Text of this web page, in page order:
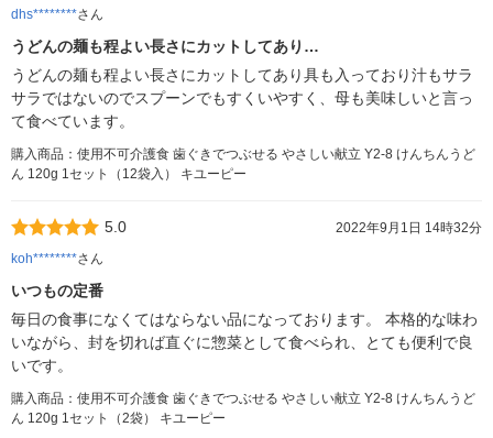
dhs********さん
うどんの麺も程よい長さにカットしてあり…
うどんの麺も程よい長さにカットしてあり具も入っており汁もサラ
サラではないのでスプーンでもすくいやすく、母も美味しいと言っ
て食べています。
購入商品：使用不可介護食 歯ぐきでつぶせる やさしい献立 Y2-8 けんちんうど
ん 120g 1セット（12袋入） キユーピー
5.0
2022年9月1日 14時32分
koh********さん
いつもの定番
毎日の食事になくてはならない品になっております。 本格的な味わ
いながら、封を切れば直ぐに惣菜として食べられ、とても便利で良
いです。
購入商品：使用不可介護食 歯ぐきでつぶせる やさしい献立 Y2-8 けんちんうど
ん 120g 1セット（2袋） キユーピー